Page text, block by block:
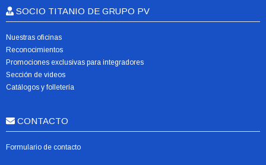
SOCIO TITANIO DE GRUPO PV
Nuestras oficinas
Reconocimientos
Promociones exclusivas para integradores
Sección de videos
Catálogos y folletería
CONTACTO
Formulario de contacto